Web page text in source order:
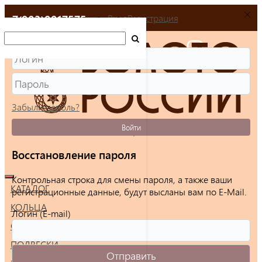
+7(903)9917575
КАТАЛОГ
КОЛЬЦА
СЕРЬГИ
ПОДВЕСКИ
ВходРегистрация
Забыли пароль?
Войти
Восстановление пароля
Контрольная строка для смены пароля, а также ваши
регистрационные данные, будут высланы вам по E-Mail.
Логин (E-mail)